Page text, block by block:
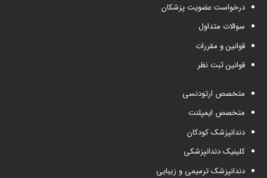
درخواست عضویت پزشکان
سوالات متداول
قوانین و مقررات
قوانین ثبت نظر
متخصص ارتودنسی
متخصص ایمپلنت
دندانپزشک کودکان
کلینیک دندانپزشکی
دندانپزشک ترمیمی و زیبایی